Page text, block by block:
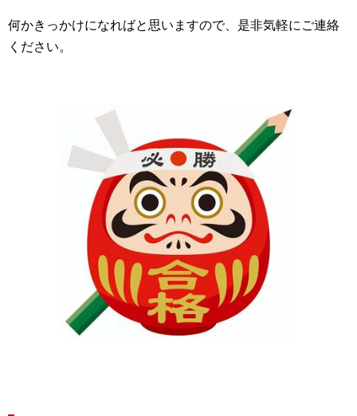
何かきっかけになればと思いますので、是非気軽にご連絡
ください。